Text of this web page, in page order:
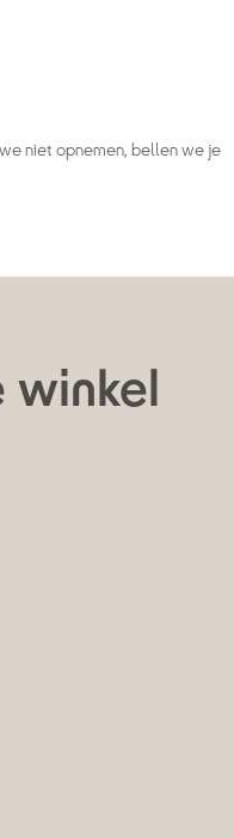
niet opnemen, bellen we je
winkel